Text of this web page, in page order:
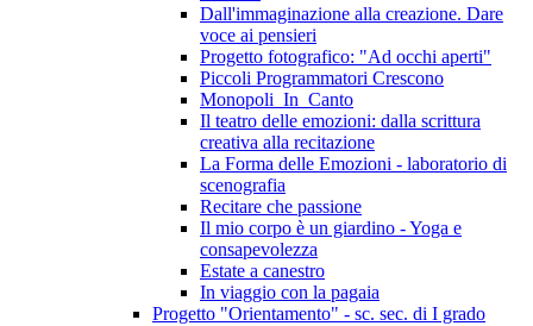
Dall'immaginazione alla creazione. Dare
voce ai pensieri
Progetto fotografico: "Ad occhi aperti"
Piccoli Programmatori Crescono
Monopoli_In_Canto
Il teatro delle emozioni: dalla scrittura
creativa alla recitazione
La Forma delle Emozioni - laboratorio di
scenografia
Recitare che passione
Il mio corpo è un giardino - Yoga e
consapevolezza
Estate a canestro
In viaggio con la pagaia
Progetto "Orientamento" - sc. sec. di I grado